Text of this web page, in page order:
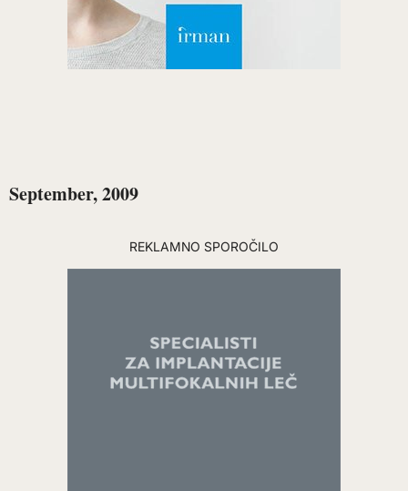
September, 2009
REKLAMNO SPOROČILO